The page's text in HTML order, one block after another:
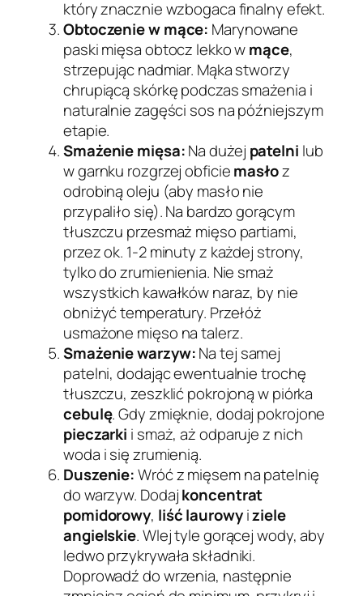
który znacznie wzbogaca finalny efekt.
Obtoczenie w mące: Marynowane
paski mięsa obtocz lekko wmące,
strzepując nadmiar. Mąka stworzy
chrupiącą skórkę podczas smażenia i
naturalnie zagęści sos na późniejszym
etapie.
Smażenie mięsa:Na dużej patelni lub
w garnku rozgrzej obficiemasłoz
odrobiną oleju (aby masło nie
przypaliło się). Na bardzo gorącym
tłuszczu przesmaż mięso partiami,
przez ok. 1-2 minuty z każdej strony,
tylko do zrumienienia. Nie smaż
wszystkich kawałków naraz, by nie
obniżyć temperatury. Przełóż
usmażone mięso na talerz.
Smażenie warzyw:Na tej samej
patelni, dodając ewentualnie trochę
tłuszczu, zeszklić pokrojoną w piórka
cebulę. Gdy zmięknie, dodaj pokrojone
pieczarki i smaż, aż odparuje z nich
woda i się zrumienią.
Duszenie:Wróć z mięsem na patelnię
do warzyw. Dodajkoncentrat
pomidorowy, liść laurowyiziele
angielskie. Wlej tyle gorącej wody, aby
ledwo przykrywała składniki.
Doprowadź do wrzenia, następnie